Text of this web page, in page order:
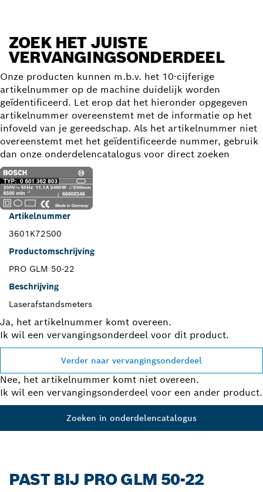
ZOEK HET JUISTE
VERVANGINGSONDERDEEL
Onze producten kunnen m.b.v. het 10-cijferige
artikelnummer op de machine duidelijk worden
geïdentificeerd. Let erop dat het hieronder opgegeven
artikelnummer overeenstemt met de informatie op het
infoveld van je gereedschap. Als het artikelnummer niet
overeenstemt met het geïdentificeerde nummer, gebruik
dan onze onderdelencatalogus voor direct zoeken
Artikelnummer
3601K72S00
Productomschrijving
PRO GLM 50-22
Beschrijving
Laserafstandsmeters
Ja, het artikelnummer komt overeen.
Ik wil een vervangingsonderdeel voor dit product.
Verder naar vervangingsonderdeel
Nee, het artikelnummer komt niet overeen.
Ik wil een vervangingsonderdeel voor een ander product.
Zoeken in onderdelencatalogus
PAST BIJ PRO GLM 50-22